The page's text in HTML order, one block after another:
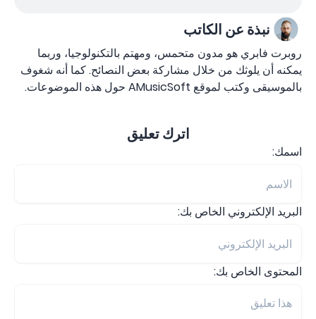
نبذة عن الكاتب
روبرت فابري هو مدون متحمس، ومهتم بالتكنولوجيا، وربما
يمكنه أن يلوثك من خلال مشاركة بعض النصائح. كما أنه شغوف
بالموسيقى وكتب لموقع AMusicSoft حول هذه الموضوعات.
اترك تعليق
اسمك:
البريد الإلكتروني الخاص بك:
المحتوى الخاص بك: